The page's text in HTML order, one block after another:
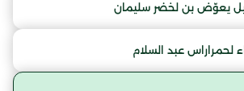
يعوّض بن لخضر سليمان
لحمراراس عبد السلام